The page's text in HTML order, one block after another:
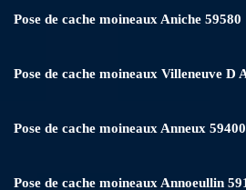
Pose de cache moineaux Aniche 59580
Pose de cache moineaux Villeneuve D
Pose de cache moineaux Anneux 59400
Pose de cache moineaux Annoeullin